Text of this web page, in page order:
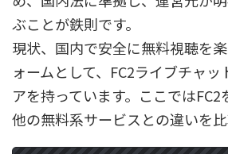
ぶことが鉄則です。
現状、国内で安全に無料視聴を
ォームとして、FC2ライブチャッ
アを持っています。ここでは
他の無料系サービスとの違いを比